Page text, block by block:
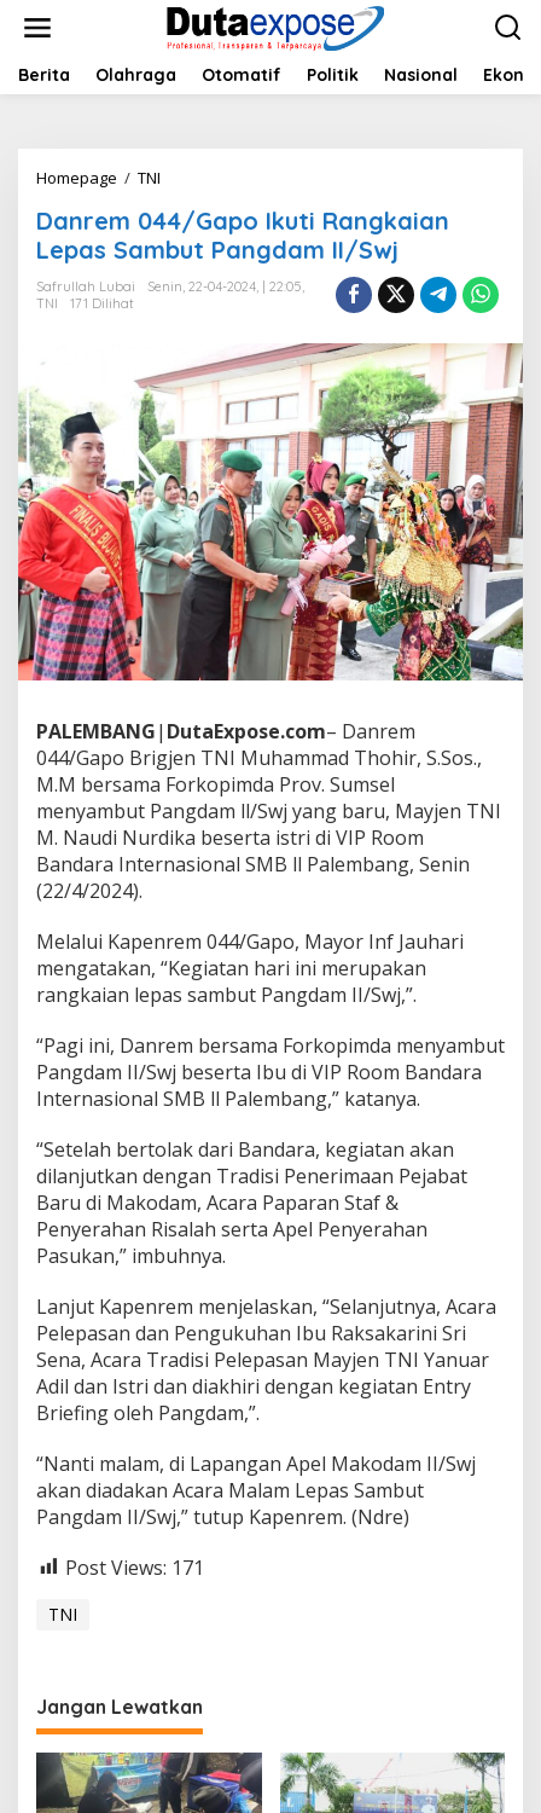
t
Berita Olahraga Otomatif Politik Nasional
Homepage / TNI
n
r
e
m
/
G
a
p
o
I
k
u
t
i
R
k
i
a
n
L
e
p
a
s
m
b
u
t
a
n
g
d
m
I
I
/
S
w
Danrem 044/Gapo Ikuti Rangkaian
Lepas Sambut Pangdam II/Swj
Safrullah Lubai
Senin, 22-04-2024, | 22:05,
TNI
171 Dilihat
PALEMBANG| DutaExpose.com– Danrem
044/Gapo Brigjen TNI Muhammad Thohir, S.Sos.,
M.M bersama Forkopimda Prov. Sumsel
menyambut Pangdam ll/Swj yang baru, Mayjen TNI
M. Naudi Nurdika beserta istri di VIP Room
Bandara Internasional SMB ll Palembang, Senin
(22/4/2024).
Melalui Kapenrem 044/Gapo, Mayor Inf Jauhari
mengatakan, “Kegiatan hari ini merupakan
rangkaian lepas sambut Pangdam II/Swj,”.
“Pagi ini, Danrem bersama Forkopimda menyambut
Pangdam II/Swj beserta Ibu di VIP Room Bandara
Internasional SMB ll Palembang,” katanya.
“Setelah bertolak dari Bandara, kegiatan akan
dilanjutkan dengan Tradisi Penerimaan Pejabat
Baru di Makodam, Acara Paparan Staf &
Penyerahan Risalah serta Apel Penyerahan
Pasukan,” imbuhnya.
Lanjut Kapenrem menjelaskan, “Selanjutnya, Acara
Pelepasan dan Pengukuhan Ibu Raksakarini Sri
Sena, Acara Tradisi Pelepasan Mayjen TNI Yanuar
Adil dan Istri dan diakhiri dengan kegiatan Entry
Briefing oleh Pangdam,”.
“Nanti malam, di Lapangan Apel Makodam II/Swj
akan diadakan Acara Malam Lepas Sambut
Pangdam II/Swj,” tutup Kapenrem. (Ndre)
Post Views: 171
TNI
Jangan Lewatkan